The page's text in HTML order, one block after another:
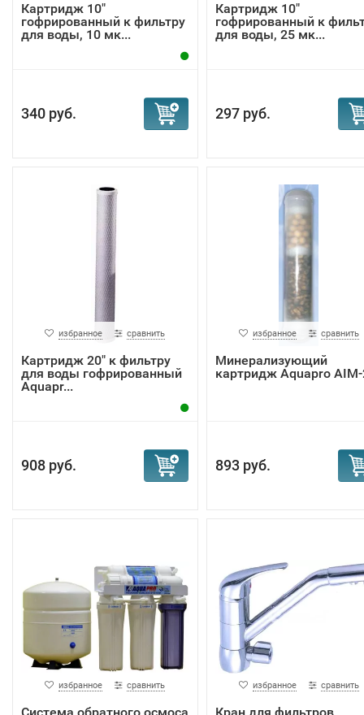
Картридж 10"
гофрированный к фильтру
для воды, 10 мк...
340 руб.
Картридж 10"
гофрированный к
для воды, 25 мк...
297 руб.
избранное сравнить
Картридж 20" к фильтру
для воды гофрированный
Aquapr...
908 руб.
избранное сравнить
Минерализующий
картридж Aquapro
893 руб.
избранное сравнить избранное сравнить